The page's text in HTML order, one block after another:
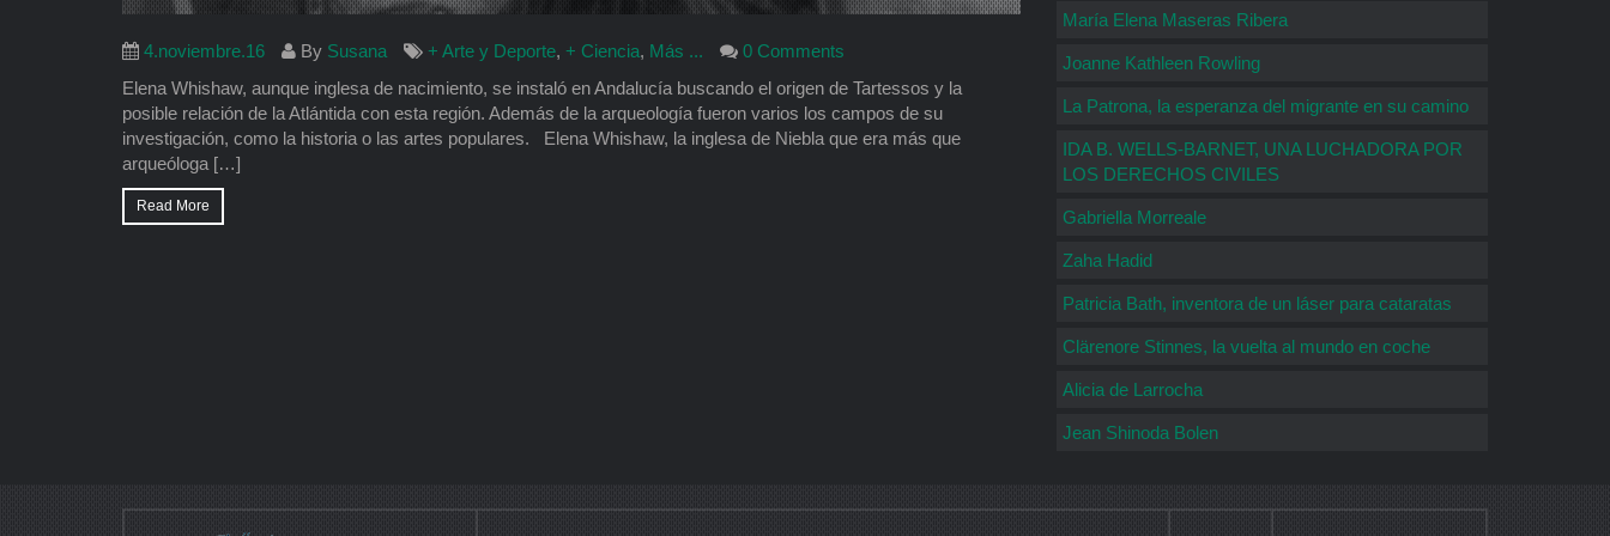
4.noviembre.16 By Susana + Arte y Deporte, + Ciencia, Más ...
0 Comments
Elena Whishaw, aunque inglesa de nacimiento, se instaló en Andalucía buscando el origen de Tartessos y la
posible relación de la Atlántida con esta región. Además de la arqueología fueron varios los campos de su
investigación, como la historia o las artes populares. Elena Whishaw, la inglesa de Niebla que era más que
arqueóloga […]
Read More
María Elena Maseras Ribera
Joanne Kathleen Rowling
La Patrona, la esperanza del migrante en su camino
IDA B. WELLS-BARNET, UNA LUCHADORA POR
LOS DERECHOS CIVILES
Gabriella Morreale
Zaha Hadid
Patricia Bath, inventora de un láser para cataratas
Clärenore Stinnes, la vuelta al mundo en coche
Alicia de Larrocha
Jean Shinoda Bolen